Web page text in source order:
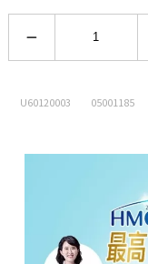
U60120003 05001185